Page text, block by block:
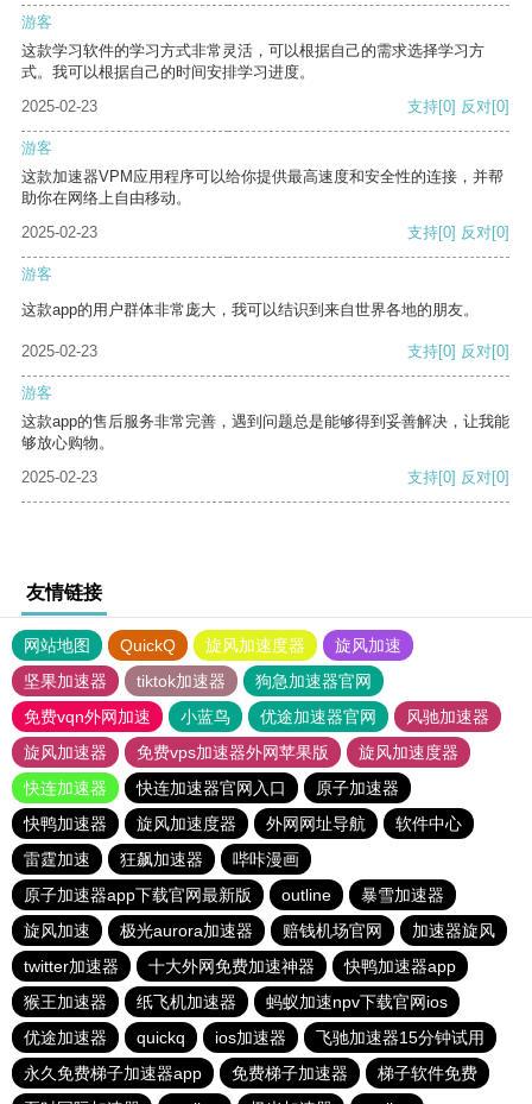
游客
这款学习软件的学习方式非常灵活，可以根据自己的需求选择学习方
式。我可以根据自己的时间安排学习进度。
2025-02-23
支持[0] 反对[0]
游客
这款加速器VPM应用程序可以给你提供最高速度和安全性的连接，并帮
助你在网络上自由移动。
2025-02-23
支持[0] 反对[0]
游客
这款app的用户群体非常庞大，我可以结识到来自世界各地的朋友。
2025-02-23 支持[0] 反对[0]
游客
这款app的售后服务非常完善，遇到问题总是能够得到妥善解决，让我能
够放心购物。
2025-02-23
支持[0] 反对[0]
友情链接
网站地图 QuickQ 旋风加速度器
旋风加速
坚果加速器
tiktok加速器
狗急加速器官网
免费vqn外网加速
小蓝鸟 优途加速器官网
风驰加速器
旋风加速器
免费vps加速器外网苹果版
旋风加速度器
快连加速器
快连加速器官网入口
原子加速器
快鸭加速器
旋风加速度器 外网网址导航
软件中心
雷霆加速
狂飙加速器
哔咔漫画
原子加速器app下载官网最新版
outline
暴雪加速器
旋风加速
极光aurora加速器 赔钱机场官网
加速器旋风
twitter加速器
十大外网免费加速神器
快鸭加速器app
猴王加速器
纸飞机加速器
蚂蚁加速npv下载官网ios
优途加速器
quickq ios加速器
飞驰加速器15分钟试用
永久免费梯子加速器app
免费梯子加速器
梯子软件免费